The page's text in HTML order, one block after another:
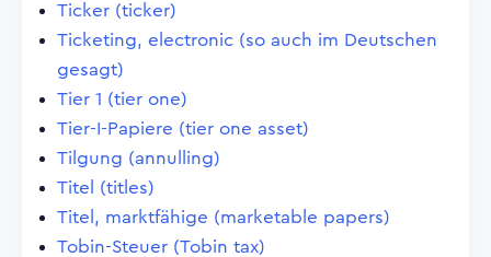
Ticker (ticker)
Ticketing, electronic (so auch im Deutschen
gesagt)
Tier 1 (tier one)
Tier-I-Papiere (tier one asset)
Tilgung (annulling)
Titel (titles)
Titel, marktfähige (marketable papers)
Tobin-Steuer (Tobin tax)